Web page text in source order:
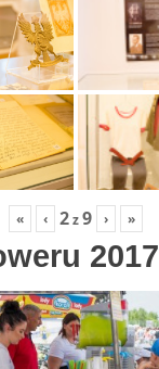
« ‹ 2z9 › »
2017